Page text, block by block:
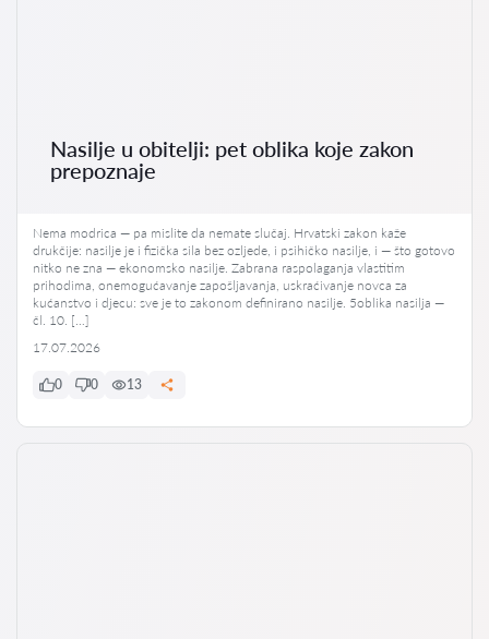
Nasilje u obitelji: pet oblika koje zakon
prepoznaje
Nema modrica — pa mislite da nemate slučaj. Hrvatski zakon kaže
drukčije: nasilje je i fizička sila bez ozljede, i psihičko nasilje, i — što gotovo
nitko ne zna — ekonomsko nasilje. Zabrana raspolaganja vlastitim
prihodima, onemogućavanje zapošljavanja, uskraćivanje novca za
kućanstvo i djecu: sve je to zakonom definirano nasilje. 5oblika nasilja —
čl. 10. […]
17.07.2026
0 0 13